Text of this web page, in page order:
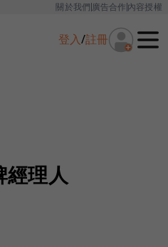
關於我們廣告合作內容授權
登入/註冊
理人